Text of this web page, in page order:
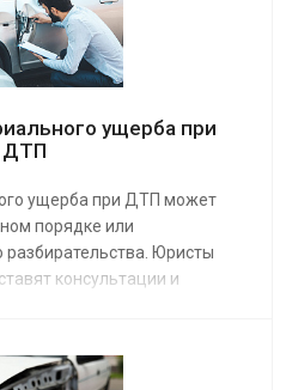
ущерба при
ДТП
ущерба при ДТП может
порядке или
разбирательства. Юристы
консультации и
или от виновника